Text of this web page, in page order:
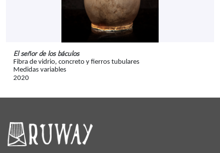
El señor de los báculos
Fibra de vidrio, concreto y fierros tubulares
Medidas variables
2020